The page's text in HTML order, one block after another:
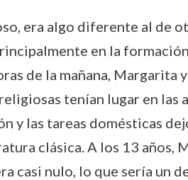
era algo diferente al de
en la
de la mañana, Margarita
tenían lugar en
y las tareas domésticas
clásica. A los 13 años,
casi nulo, lo que sería un